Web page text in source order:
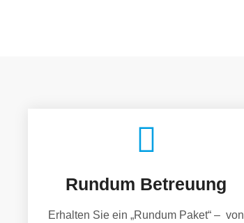
Rundum Betreuung
Erhalten Sie ein „Rundum Paket“ – von